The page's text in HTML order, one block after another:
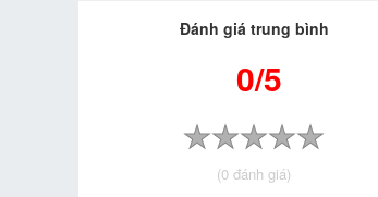
Đánh giá trung bình
0/5
(0 đánh giá)